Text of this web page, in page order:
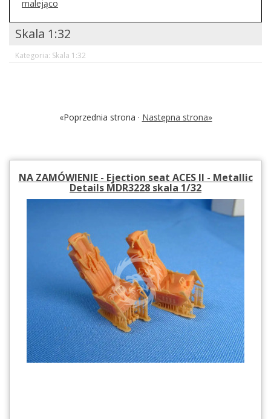
malejąco
Skala 1:32
Kategoria: Skala 1:32
«Poprzednia strona · Następna strona»
NA ZAMÓWIENIE - Ejection seat ACES II - Metallic
Details MDR3228 skala 1/32